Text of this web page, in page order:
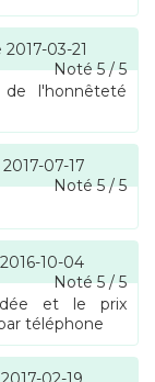
2017-03-21
Noté5/5
l'honnêteté
2017-07-17
Noté5/5
2016-10-04
Noté5/5
et le prix
téléphone